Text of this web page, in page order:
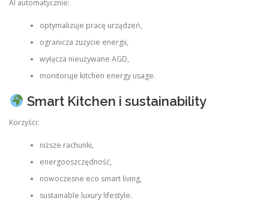
AI automatycznie:
optymalizuje pracę urządzeń,
ogranicza zużycie energii,
wyłącza nieużywane AGD,
monitoruje kitchen energy usage.
Smart Kitchen i sustainability
Korzyści:
niższe rachunki,
energooszczędność,
nowoczesne eco smart living,
sustainable luxury lifestyle.